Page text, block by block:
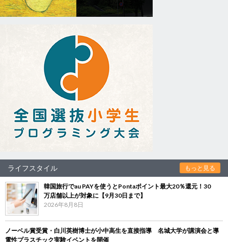
ライフスタイル もっと見る
韓国旅行でau PAYを使うとPontaポイント最大20％還元！30
万店舗以上が対象に【9月30日まで】
2026年8月8日
ノーベル賞受賞・白川英樹博士が小中高生を直接指導 名城大学が講演会と導
電性プラスチック実験イベントを開催